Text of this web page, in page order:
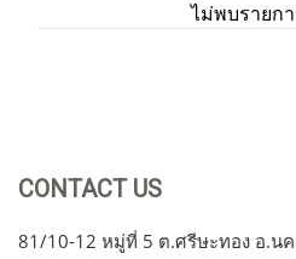
ไม่พบรายก
CONTACT US
81/10-12 หมู่ที่ 5 ต.ศรีษะทอง อ.น